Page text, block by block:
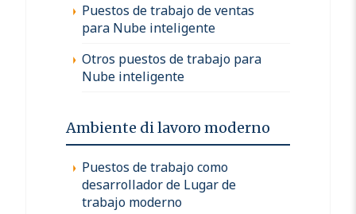
Puestos de trabajo de ventas
para Nube inteligente
Otros puestos de trabajo para
Nube inteligente
Ambiente di lavoro moderno
Puestos de trabajo como
desarrollador de Lugar de
trabajo moderno